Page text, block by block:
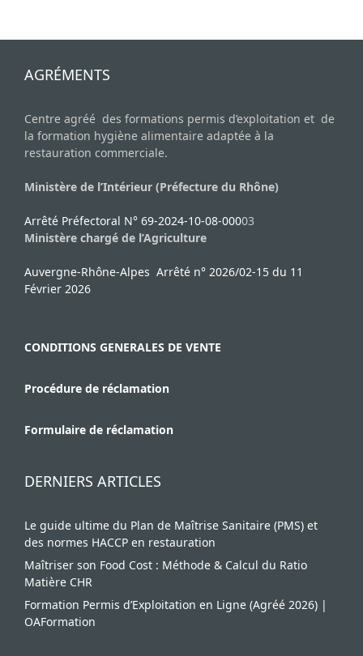
AGRÉMENTS
Centre agréé des formations permis d’exploitation et de
la formation hygiène alimentaire adaptée à la
restauration commerciale.
Ministère de l’Intérieur (Préfecture du Rhône)
Arrêté Préfectoral N° 69-2024-10-08-00003
Ministère chargé de l’Agriculture
Auvergne-Rhône-Alpes Arrêté n° 2026/02-15 du 11
Février 2026
CONDITIONS GENERALES DE VENTE
Procédure de réclamation
Formulaire de réclamation
DERNIERS ARTICLES
Le guide ultime du Plan de Maîtrise Sanitaire (PMS) et
des normes HACCP en restauration
Maîtriser son Food Cost : Méthode & Calcul du Ratio
Matière CHR
Formation Permis d’Exploitation en Ligne (Agréé 2026) |
OAFormation